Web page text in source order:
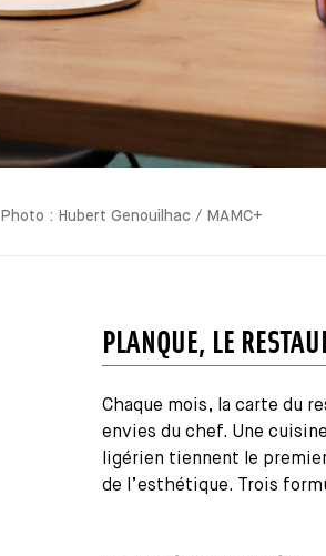
Photo : Hubert Genouilhac / MAMC+
PLANQUE, LE
Chaque mois, la carte du
envies du chef. Une
ligérien tiennent le
de l’esthétique. Trois